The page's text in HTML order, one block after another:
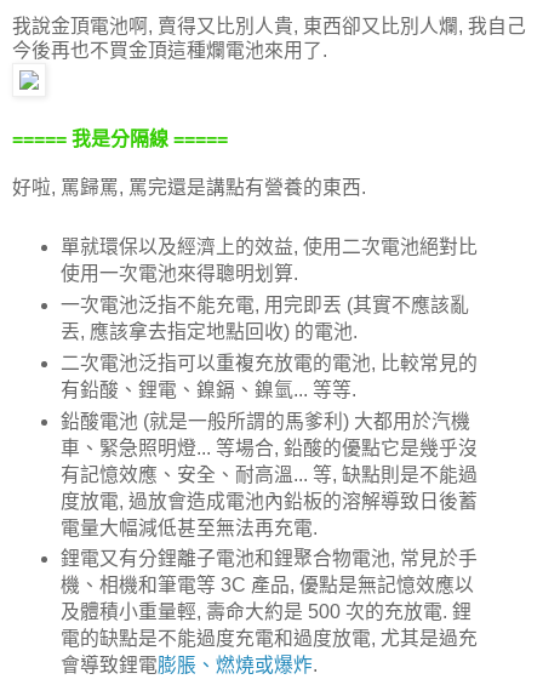
我說金頂電池啊, 賣得又比別人貴, 東西卻又比別人爛, 我自己
今後再也不買金頂這種爛電池來用了.
===== 我是分隔線 =====
好啦, 罵歸罵, 罵完還是講點有營養的東西.
單就環保以及經濟上的效益, 使用二次電池絕對比
使用一次電池來得聰明划算.
一次電池泛指不能充電, 用完即丟 (其實不應該亂
丟, 應該拿去指定地點回收) 的電池.
二次電池泛指可以重複充放電的電池, 比較常見的
有鉛酸、鋰電、鎳鎘、鎳氫... 等等.
鉛酸電池 (就是一般所謂的馬爹利) 大都用於汽機
車、緊急照明燈... 等場合, 鉛酸的優點它是幾乎沒
有記憶效應、安全、耐高溫... 等, 缺點則是不能過
度放電, 過放會造成電池內鉛板的溶解導致日後蓄
電量大幅減低甚至無法再充電.
鋰電又有分鋰離子電池和鋰聚合物電池, 常見於手
機、相機和筆電等 3C 產品, 優點是無記憶效應以
及體積小重量輕, 壽命大約是 500 次的充放電. 鋰
電的缺點是不能過度充電和過度放電, 尤其是過充
會導致鋰電膨脹、燃燒或爆炸.